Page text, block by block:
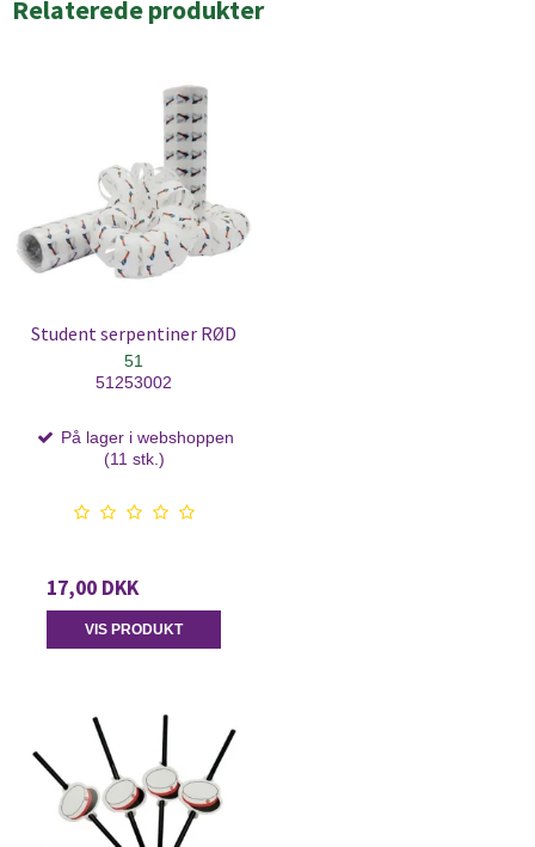
Relaterede produkter
Student serpentiner RØD
51
51253002
På lager i webshoppen
(11 stk.)
17,00 DKK
VIS PRODUKT